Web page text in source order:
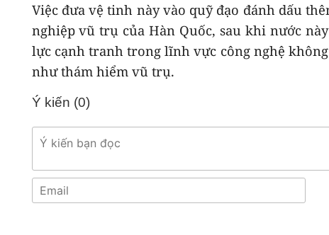
Việc đưa vệ tinh này vào quỹ đạo đánh dấu
nghiệp vũ trụ của Hàn Quốc, sau khi nước
lực cạnh tranh trong lĩnh vực công nghệ
như thám hiểm vũ trụ.
Ý kiến (0)